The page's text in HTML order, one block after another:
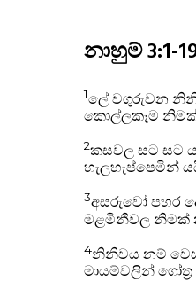
නාහුම් 3:1-
1ලේ වගුරුවන
කොල්ලකෑම නිමක්
2කසවල සට සට
හැලහැප්පෙමින්
3අසරුවෝ පහර
මළමිනීවල නිමක්
4නිනිවය නම්
මායම්වලින් ගෝත්‍ර